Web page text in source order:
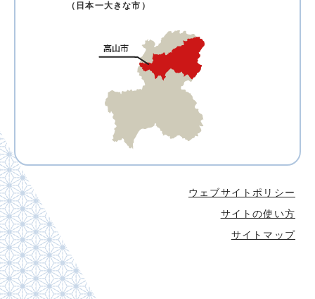
（日本一大きな市）
ウェブサイトポリシー
サイトの使い方
サイトマップ